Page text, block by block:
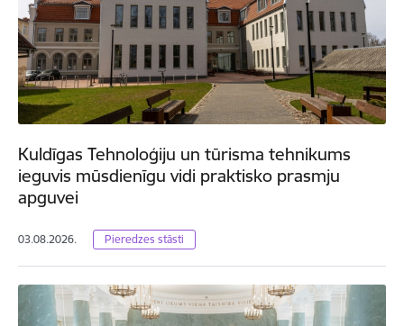
Kuldīgas Tehnoloģiju un tūrisma tehnikums
ieguvis mūsdienīgu vidi praktisko prasmju
apguvei
03.08.2026. Pieredzes stāsti